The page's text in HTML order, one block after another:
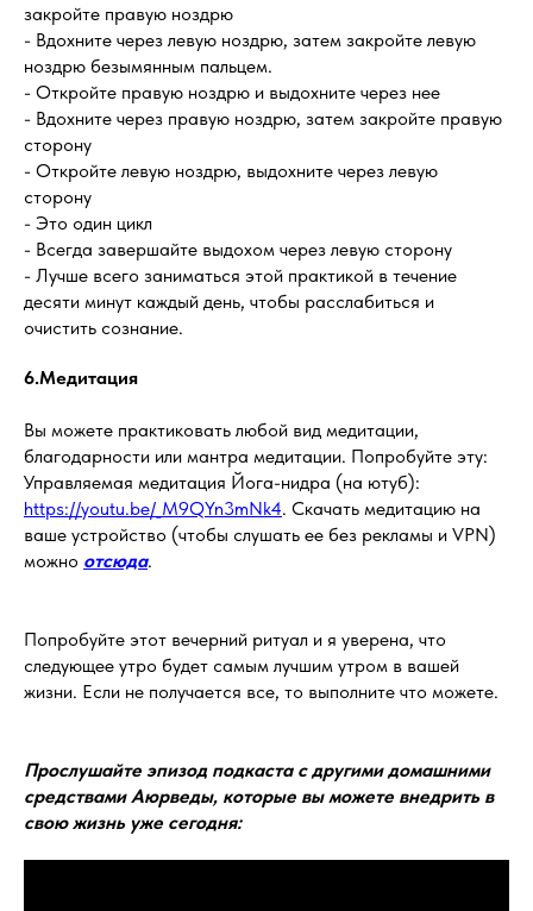
закройте правую ноздрю
- Вдохните через левую ноздрю, затем закройте левую
ноздрю безымянным пальцем.
- Откройте правую ноздрю и выдохните через нее
- Вдохните через правую ноздрю, затем закройте правую
сторону
- Откройте левую ноздрю, выдохните через левую
сторону
- Это один цикл
- Всегда завершайте выдохом через левую сторону
- Лучше всего заниматься этой практикой в течение
десяти минут каждый день, чтобы расслабиться и
очистить сознание.
6.Медитация
Вы можете практиковать любой вид медитации,
благодарности или мантра медитации. Попробуйте эту:
Управляемая медитация Йога-нидра (на ютуб):
https://youtu.be/_M9QYn3mNk4. Скачать медитацию на
ваше устройство (чтобы слушать ее без рекламы и VPN)
можно отсюда.
Попробуйте этот вечерний ритуал и я уверена, что
следующее утро будет самым лучшим утром в вашей
жизни. Если не получается все, то выполните что можете.
Прослушайте эпизод подкаста с другими домашними
средствами Аюрведы, которые вы можете внедрить в
свою жизнь уже сегодня: